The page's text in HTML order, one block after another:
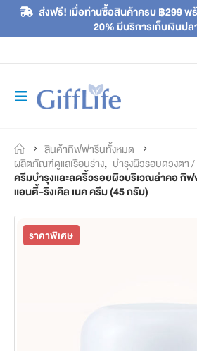
ส่งฟรี! เมื่อท่านซื้อสินค้าครบ ฿299
20% มีบริการเก็บเงินปล
สินค้ากิฟฟารีนทั้งหมด
ผลิตภัณฑ์ดูแลเรือนร่าง, บำรุงผิวรอบดวงตา
ครีมบำรุงและลดริ้วรอยผิวบริเวณลำคอ กิ
แอนตี้-ริงเคิล เนค ครีม (45 กรัม)
ราคาพิเศษ